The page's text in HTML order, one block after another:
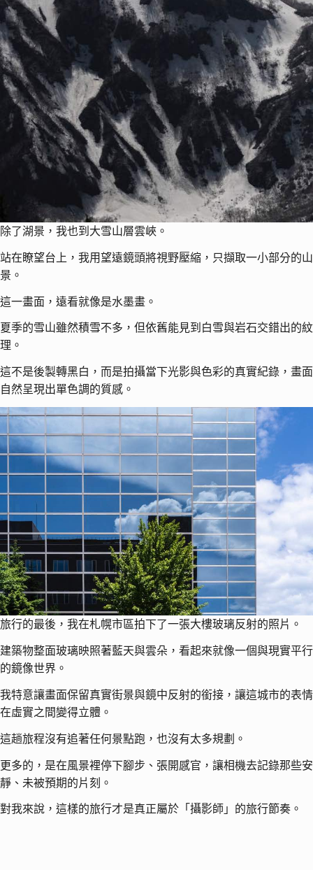
除了湖景，我也到大雪山層雲峽。
站在瞭望台上，我用望遠鏡頭將視野壓縮，只擷取一小部分的山
景。
這一畫面，遠看就像是水墨畫。
夏季的雪山雖然積雪不多，但依舊能見到白雪與岩石交錯出的紋
理。
這不是後製轉黑白，而是拍攝當下光影與色彩的真實紀錄，畫面
自然呈現出單色調的質感。
旅行的最後，我在札幌市區拍下了一張大樓玻璃反射的照片。
建築物整面玻璃映照著藍天與雲朵，看起來就像一個與現實平行
的鏡像世界。
我特意讓畫面保留真實街景與鏡中反射的銜接，讓這城市的表情
在虛實之間變得立體。
這趟旅程沒有追著任何景點跑，也沒有太多規劃。
更多的，是在風景裡停下腳步、張開感官，讓相機去記錄那些安
靜、未被預期的片刻。
對我來說，這樣的旅行才是真正屬於「攝影師」的旅行節奏。